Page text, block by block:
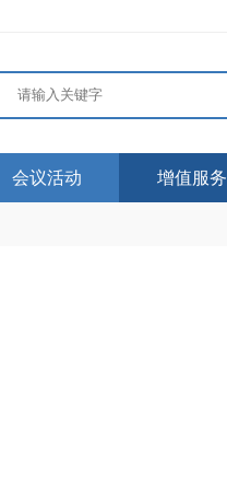
会议活动 增值服务